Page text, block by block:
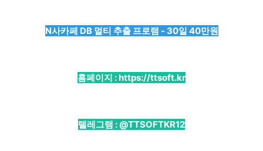
N사카페 DB 멀티 추출 프로램 - 30일 40만원
홈페이지 :https://ttsoft.kr
텔레그램 : @TTSOFTKR12